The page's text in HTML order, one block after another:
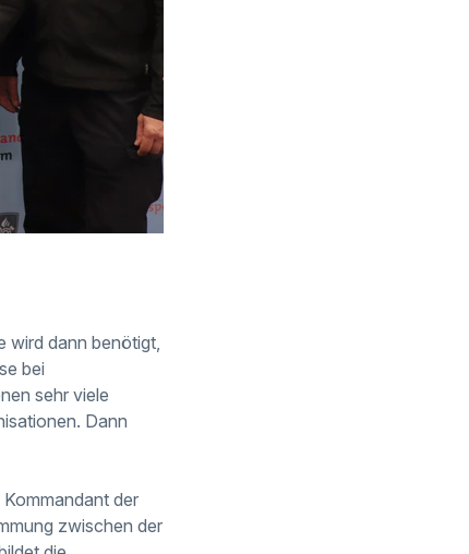
wird dann benötigt,
bei
sehr viele
Dann
der
zwischen der